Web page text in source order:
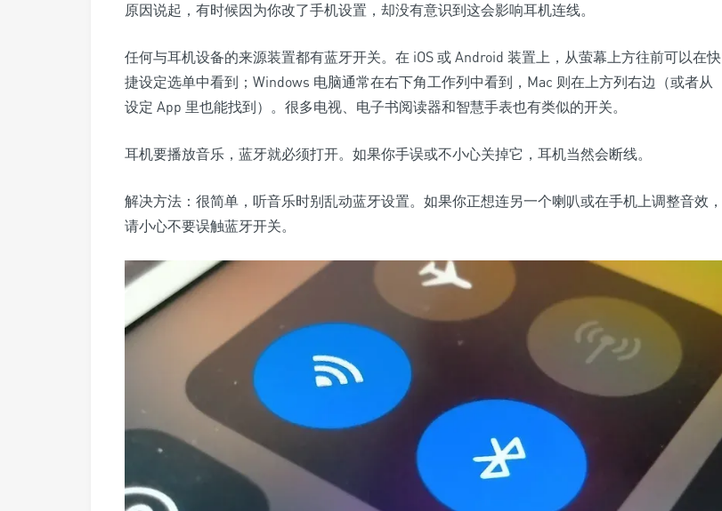
原因说起，有时候因为你改了手机设置，却没有意识到这会影响耳机连线。
任何与耳机设备的来源装置都有蓝牙开关。在 iOS 或 Android 装置上，从萤幕上方往前可以在快
捷设定选单中看到；Windows 电脑通常在右下角工作列中看到，Mac 则在上方列右边（或者从
设定 App 里也能找到）。很多电视、电子书阅读器和智慧手表也有类似的开关。
耳机要播放音乐，蓝牙就必须打开。如果你手误或不小心关掉它，耳机当然会断线。
解决方法：很简单，听音乐时别乱动蓝牙设置。如果你正想连另一个喇叭或在手机上调整音效，
请小心不要误触蓝牙开关。